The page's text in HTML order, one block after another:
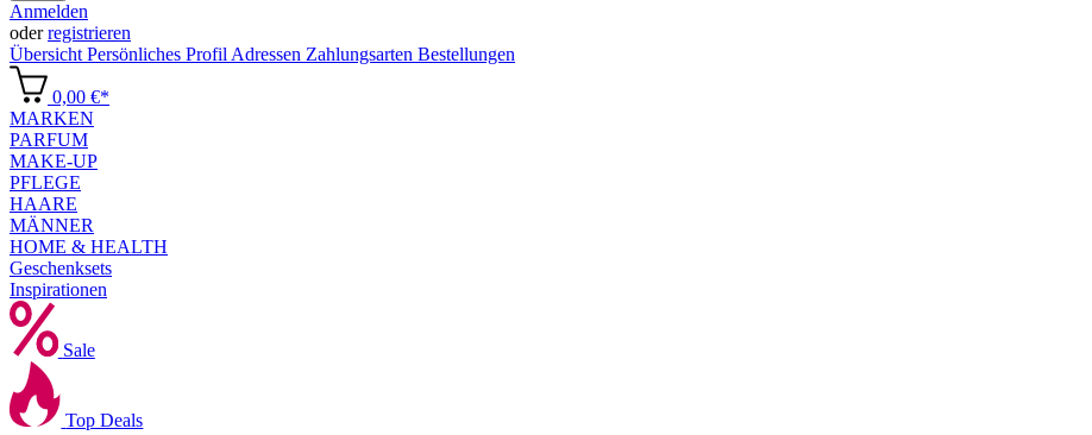
Anmelden
oderregistrieren
Übersicht Persönliches Profil Adressen Zahlungsarten Bestellungen
0,00 €*
MARKEN
PARFUM
MAKE-UP
PFLEGE
HAARE
MÄNNER
HOME & HEALTH
Geschenksets
Inspirationen
Sale
Top Deals